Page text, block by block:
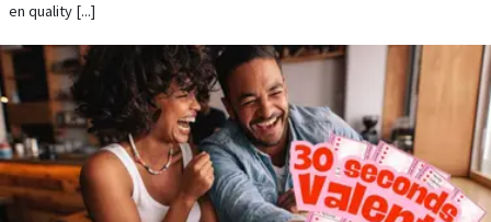
en quality [...]